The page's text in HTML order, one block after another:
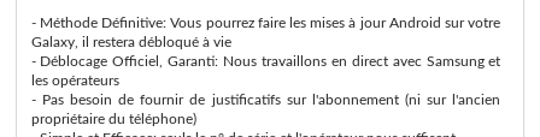
- Méthode Définitive: Vous pourrez faire les mises à jour Android sur votre
Galaxy, il restera débloqué à vie
- Déblocage Officiel, Garanti: Nous travaillons en direct avec Samsung et
les opérateurs
- Pas besoin de fournir de justificatifs sur l'abonnement (ni sur l'ancien
propriétaire du téléphone)